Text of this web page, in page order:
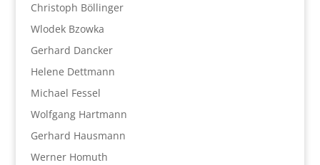
Christoph Böllinger
Wlodek Bzowka
Gerhard Dancker
Helene Dettmann
Michael Fessel
Wolfgang Hartmann
Gerhard Hausmann
Werner Homuth